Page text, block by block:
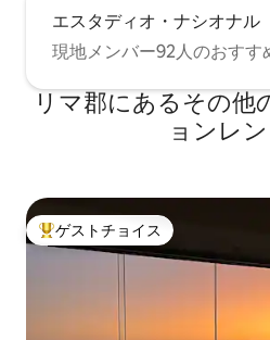
エスタディオ・ナシオナル
現地メンバー92人のおすす
リマ郡にあるその他
ョンレ
大好評のゲストチョイスです。
ゲストチョイス